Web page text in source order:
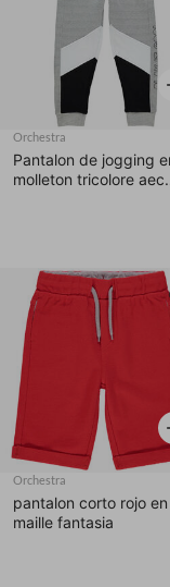
Orchestra
Pantalon de jogging
molleton tricolore aec
Orchestra
pantalon corto rojo en
maille fantasia